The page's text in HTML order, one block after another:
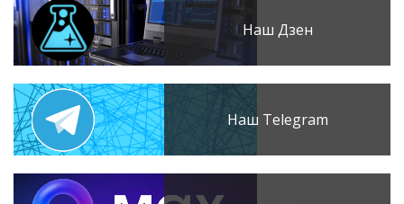
Наш Дзен
Наш Telegram